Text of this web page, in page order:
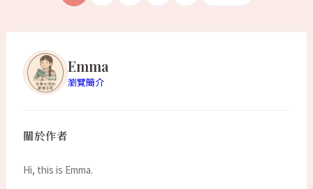
Emma
瀏覽簡介
關於作者
Hi, this is Emma.